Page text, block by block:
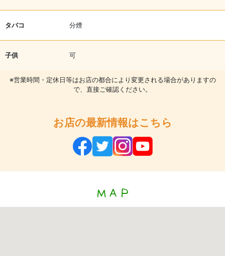
タバコ 分煙
子供 可
※営業時間・定休日等はお店の都合により変更される場合がありますの
で、直接ご確認ください。
お店の最新情報はこちら